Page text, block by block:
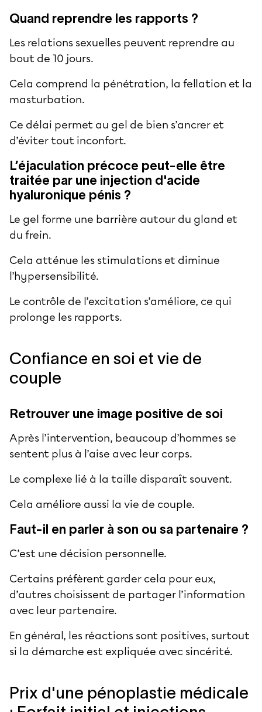
Quand reprendre les rapports ?
Les relations sexuelles peuvent reprendre au
bout de 10 jours.
Cela comprend la pénétration, la fellation et la
masturbation.
Ce délai permet au gel de bien s’ancrer et
d’éviter tout inconfort.
L’éjaculation précoce peut-elle être
traitée par une injection d'acide
hyaluronique pénis ?
Le gel forme une barrière autour du gland et
du frein.
Cela atténue les stimulations et diminue
l’hypersensibilité.
Le contrôle de l’excitation s’améliore, ce qui
prolonge les rapports.
Confiance en soi et vie de
couple
Retrouver une image positive de soi
Après l’intervention, beaucoup d’hommes se
sentent plus à l’aise avec leur corps.
Le complexe lié à la taille disparaît souvent.
Cela améliore aussi la vie de couple.
Faut-il en parler à son ou sa partenaire ?
C’est une décision personnelle.
Certains préfèrent garder cela pour eux,
d’autres choisissent de partager l’information
avec leur partenaire.
En général, les réactions sont positives, surtout
si la démarche est expliquée avec sincérité.
Prix d'une pénoplastie médicale